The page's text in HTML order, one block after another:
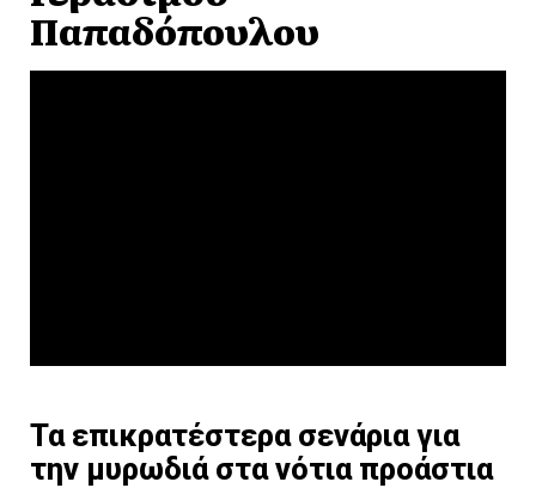
Παπαδόπουλου
Τα επικρατέστερα σενάρια για
την μυρωδιά στα νότια προάστια